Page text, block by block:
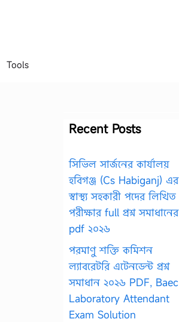
Tools
Recent Posts
সিভিল সার্জনের কার্যালয়
হবিগঞ্জ (Cs Habiganj) এর
স্বাস্থ্য সহকারী পদের লিখিত
পরীক্ষার full প্রশ্ন সমাধানের
pdf ২০২৬
পরমাণু শক্তি কমিশন
ল্যাবরেটরি এটেনডেন্ট প্রশ্ন
সমাধান ২০২৬ PDF, Baec
Laboratory Attendant
Exam Solution